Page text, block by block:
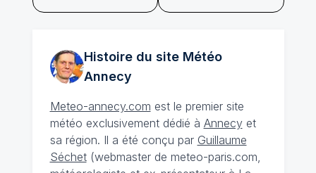
Histoire du site Météo
Annecy
Meteo-annecy.com est le premier site
météo exclusivement dédié à Annecyet
sa région. Il a été conçu par Guillaume
Séchet(webmaster de meteo-paris.com,